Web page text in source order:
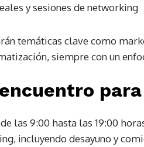
y sesiones de networking
temáticas clave como
siempre con un
las 9:00 hasta las 19:00
incluyendo desayuno y